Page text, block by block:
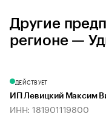
Другие
регионе —
ДЕЙСТВУЕТ
ИП Левицкий Максим
ИНН: 181901119800